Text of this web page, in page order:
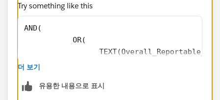
Try something like this
AND(
           OR(
더 보기
유용한 내용으로 표시